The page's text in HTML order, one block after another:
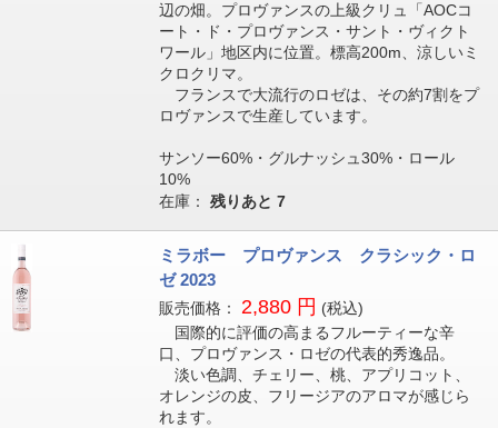
辺の畑。プロヴァンスの上級クリュ「AOCコ
ート・ド・プロヴァンス・サント・ヴィクト
ワール」地区内に位置。標高200m、涼しいミ
クロクリマ。
フランスで大流行のロゼは、その約7割をプ
ロヴァンスで生産しています。
サンソー60%・グルナッシュ30%・ロール
10%
在庫： 残りあと 7
ミラボー プロヴァンス クラシック・ロ
ゼ 2023
販売価格： 2,880 円 (税込)
国際的に評価の高まるフルーティーな辛
口、プロヴァンス・ロゼの代表的秀逸品。
淡い色調、チェリー、桃、アプリコット、
オレンジの皮、フリージアのアロマが感じら
れます。